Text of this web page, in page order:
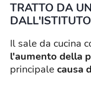
TRATTO DA
Il sale da cucina
l'aumento della
principale causa